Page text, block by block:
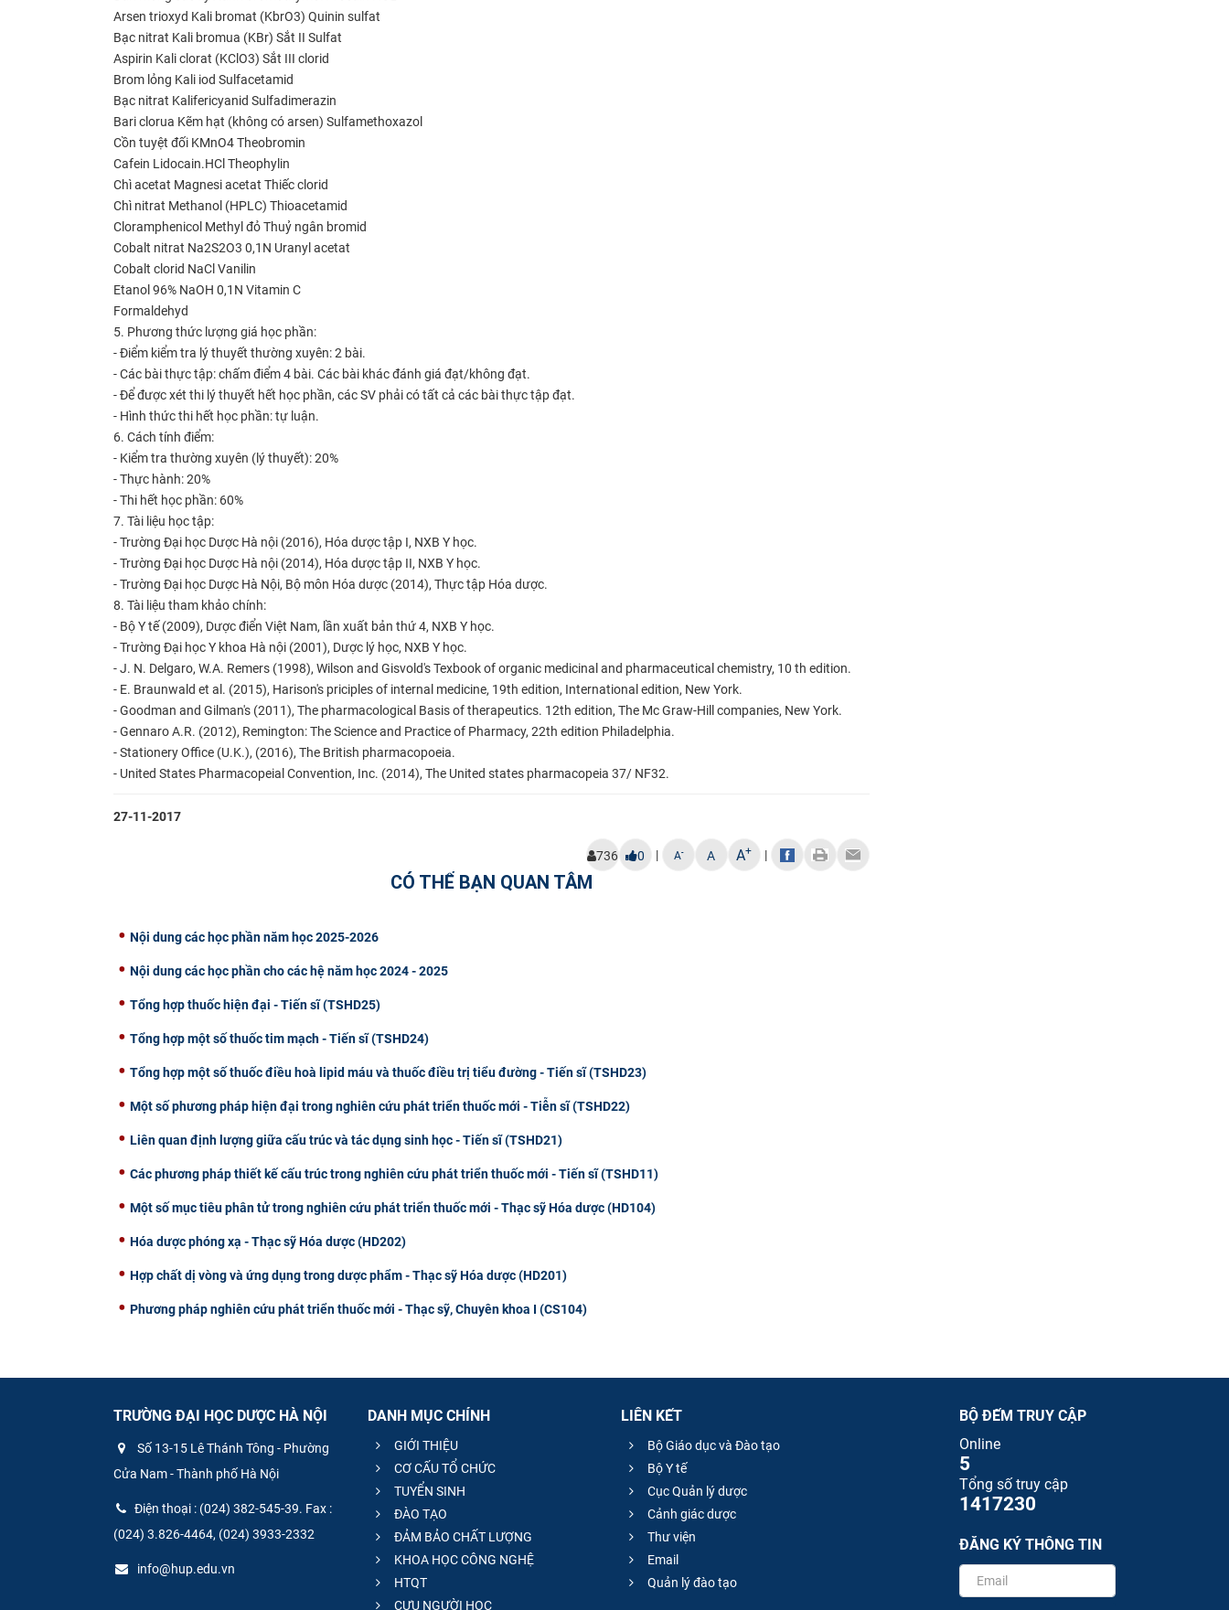
Arsen trioxyd Kali bromat (KbrO3) Quinin sulfat
Bạc nitrat Kali bromua (KBr) Sắt II Sulfat
Aspirin Kali clorat (KClO3) Sắt III clorid
Brom lỏng Kali iod Sulfacetamid
Bạc nitrat Kalifericyanid Sulfadimerazin
Bari clorua Kẽm hạt (không có arsen) Sulfamethoxazol
Cồn tuyệt đối KMnO4Theobromin
Cafein Lidocain.HCl Theophylin
Chì acetat Magnesi acetat Thiếc clorid
Chì nitrat Methanol (HPLC) Thioacetamid
Cloramphenicol Methyl đỏThuỷ ngân bromid
Cobalt nitrat Na2S2O3 0,1N Uranyl acetat
Cobalt clorid NaCl Vanilin
Etanol 96% NaOH 0,1N Vitamin C
Formaldehyd
5. Phương thức lượng giá học phần:
- Điểm kiểm tra lý thuyết thường xuyên: 2 bài.
- Các bài thực tập: chấm điểm 4 bài. Các bài khác đánh giá đạt/không đạt.
- Để được xét thi lý thuyết hết học phần, các SV phải có tất cả các bài thực tập đạt.
- Hình thức thi hết học phần: tự luận.
6. Cách tính điểm:
- Kiểm tra thường xuyên (lý thuyết):20%
- Thực hành:20%
- Thi hết học phần: 60%
7. Tài liệu học tập:
- Trường Đại học Dược Hà nội (2016), Hóa dược tập I, NXB Y học.
- Trường Đại học Dược Hà nội (2014), Hóa dược tập II, NXB Y học.
- Trường Đại học Dược Hà Nội, Bộ môn Hóa dược (2014), Thực tập Hóa dược.
8. Tài liệu tham khảo chính:
- Bộ Y tế (2009), Dược điển Việt Nam, lần xuất bản thứ 4, NXB Y học.
- Trường Đại học Y khoa Hà nội (2001), Dược lý học, NXB Y học.
- J. N. Delgaro, W.A. Remers (1998), Wilson and Gisvold's Texbook of organic medicinal and pharmaceutical chemistry, 10 th edition.
- E. Braunwald et al. (2015), Harison's priciples of internal medicine, 19th edition, International edition, New York.
- Goodman and Gilman's (2011), The pharmacological Basis of therapeutics. 12th edition, The Mc Graw-Hill companies, New York.
- Gennaro A.R. (2012), Remington: The Science and Practice of Pharmacy, 22th edition Philadelphia.
- Stationery Office (U.K.), (2016), The British pharmacopoeia.
- United States Pharmacopeial Convention, Inc. (2014), The United states pharmacopeia 37/ NF32.
27-11-2017
736 0 | A- A A+ |
CÓ THỂ BẠN QUAN TÂM
Nội dung các học phần năm học 2025-2026
Nội dung các học phần cho các hệ năm học 2024 - 2025
Tổng hợp thuốc hiện đại - Tiến sĩ (TSHD25)
Tổng hợp một số thuốc tim mạch - Tiến sĩ (TSHD24)
Tổng hợp một số thuốc điều hoà lipid máu và thuốc điều trị tiểu đường - Tiến sĩ (TSHD23)
Một số phương pháp hiện đại trong nghiên cứu phát triển thuốc mới - Tiễn sĩ (TSHD22)
Liên quan định lượng giữa cấu trúc và tác dụng sinh học - Tiến sĩ (TSHD21)
Các phương pháp thiết kế cấu trúc trong nghiên cứu phát triển thuốc mới - Tiến sĩ (TSHD11)
Một số mục tiêu phân tử trong nghiên cứu phát triển thuốc mới - Thạc sỹ Hóa dược (HD104)
Hóa dược phóng xạ - Thạc sỹ Hóa dược (HD202)
Hợp chất dị vòng và ứng dụng trong dược phẩm - Thạc sỹ Hóa dược (HD201)
Phương pháp nghiên cứu phát triển thuốc mới - Thạc sỹ, Chuyên khoa I (CS104)
TRƯỜNG ĐẠI HỌC DƯỢC HÀ NỘI
Số 13-15 Lê Thánh Tông - Phường
Cửa Nam - Thành phố Hà Nội
Điện thoại : (024) 382-545-39. Fax :
(024) 3.826-4464, (024) 3933-2332
info@hup.edu.vn
DANH MỤC CHÍNH
GIỚI THIỆU
CƠ CẤU TỔ CHỨC
TUYỂN SINH
ĐÀO TẠO
ĐẢM BẢO CHẤT LƯỢNG
KHOA HỌC CÔNG NGHỆ
HTQT
CỰU NGƯỜI HỌC
LIÊN KẾT
Bộ Giáo dục và Đào tạo
Bộ Y tế
Cục Quản lý dược
Cảnh giác dược
Thư viện
Email
Quản lý đào tạo
BỘ ĐẾM TRUY CẬP
Online
5
Tổng số truy cập
1417230
ĐĂNG KÝ THÔNG TIN